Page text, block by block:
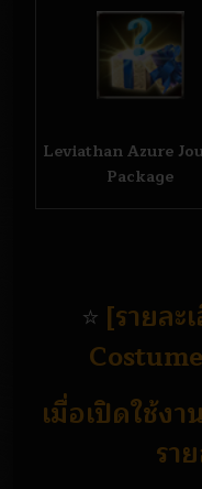
Leviathan Azure
Package
⭐ [รายล
เมื่อเปิดใช้ง
รา